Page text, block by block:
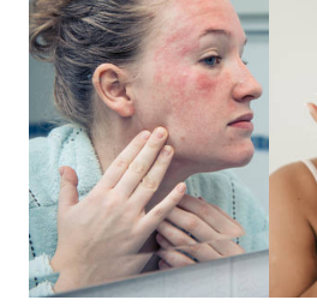
態
度
的
時
尚
流、
生
活
旅
遊、
兩
性